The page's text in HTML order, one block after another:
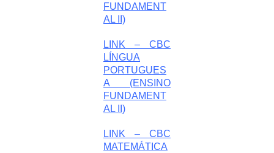
FUNDAMENT
AL II)
LINK – CBC
LÍNGUA
PORTUGUES
A (ENSINO
FUNDAMENT
AL II)
LINK – CBC
MATEMÁTICA